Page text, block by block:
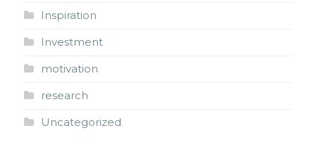
Inspiration
Investment
motivation
research
Uncategorized